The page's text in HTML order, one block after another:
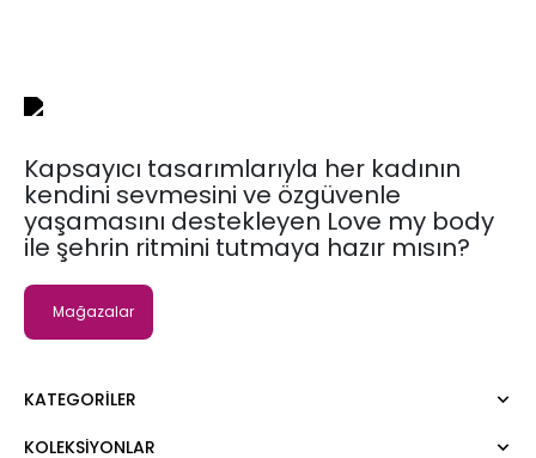
Kapsayıcı tasarımlarıyla her kadının
kendini sevmesini ve özgüvenle
yaşamasını destekleyen Love my body
ile şehrin ritmini tutmaya hazır mısın?
Mağazalar
KATEGORILER
Elbise
KOLEKSIYONLAR